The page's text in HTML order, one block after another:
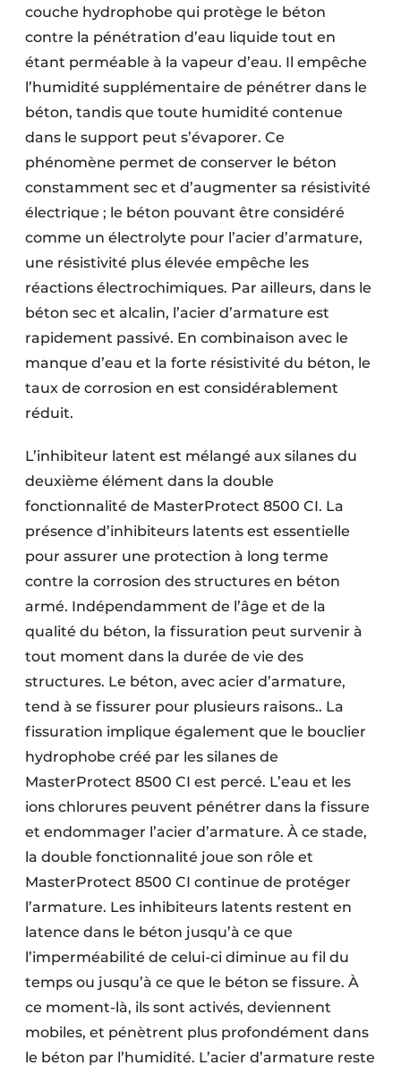
couche hydrophobe qui protège le béton
contre la pénétration d’eau liquide tout en
étant perméable à la vapeur d’eau. Il empêche
l’humidité supplémentaire de pénétrer dans le
béton, tandis que toute humidité contenue
dans le support peut s’évaporer. Ce
phénomène permet de conserver le béton
constamment sec et d’augmenter sa résistivité
électrique ; le béton pouvant être considéré
comme un électrolyte pour l’acier d’armature,
une résistivité plus élevée empêche les
réactions électrochimiques. Par ailleurs, dans le
béton sec et alcalin, l’acier d’armature est
rapidement passivé. En combinaison avec le
manque d’eau et la forte résistivité du béton, le
taux de corrosion en est considérablement
réduit.
L’inhibiteur latent est mélangé aux silanes du
deuxième élément dans la double
fonctionnalité de MasterProtect 8500 CI. La
présence d’inhibiteurs latents est essentielle
pour assurer une protection à long terme
contre la corrosion des structures en béton
armé. Indépendamment de l’âge et de la
qualité du béton, la fissuration peut survenir à
tout moment dans la durée de vie des
structures. Le béton, avec acier d’armature,
tend à se fissurer pour plusieurs raisons.. La
fissuration implique également que le bouclier
hydrophobe créé par les silanes de
MasterProtect 8500 CI est percé. L’eau et les
ions chlorures peuvent pénétrer dans la fissure
et endommager l’acier d’armature. À ce stade,
la double fonctionnalité joue son rôle et
MasterProtect 8500 CI continue de protéger
l’armature. Les inhibiteurs latents restent en
latence dans le béton jusqu’à ce que
l’imperméabilité de celui-ci diminue au fil du
temps ou jusqu’à ce que le béton se fissure. À
ce moment-là, ils sont activés, deviennent
mobiles, et pénètrent plus profondément dans
le béton par l’humidité. L’acier d’armature reste